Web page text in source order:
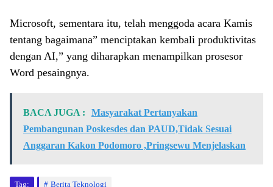
Microsoft, sementara itu, telah menggoda acara Kamis
tentang bagaimana” menciptakan kembali produktivitas
dengan AI,” yang diharapkan menampilkan prosesor
Word pesaingnya.
BACA JUGA :
Masyarakat Pertanyakan
Pembangunan Poskesdes dan PAUD,Tidak Sesuai
Anggaran Kakon Podomoro ,Pringsewu Menjelaskan
Tag: Berita Teknologi